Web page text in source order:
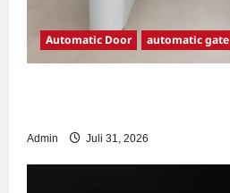
Automatic Door automatic gate
Admin Juli 31, 2026